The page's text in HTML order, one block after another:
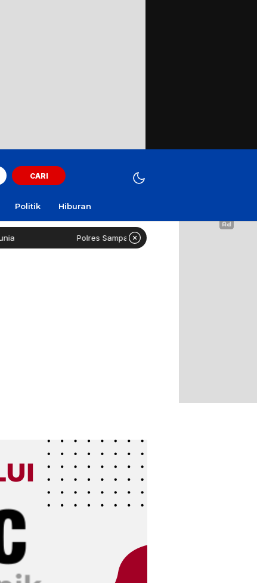
CARI
Politik Hiburan
Polres Sampang: Kasus Rudapaksa Remaja Disabilitas Tahap